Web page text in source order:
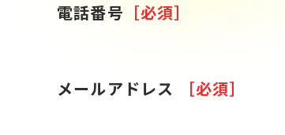
電話番号 ［必須］
メールアドレス ［必須］